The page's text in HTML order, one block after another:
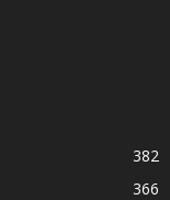
382
366